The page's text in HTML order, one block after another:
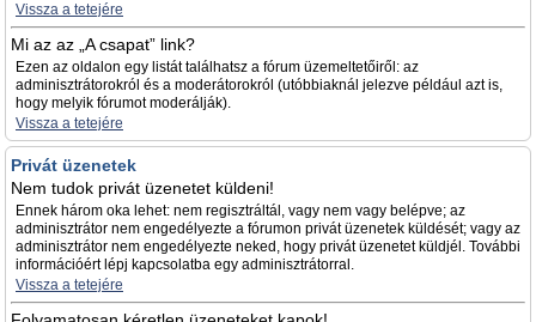
Vissza a tetejére
Mi az az „A csapat” link?
Ezen az oldalon egy listát találhatsz a fórum üzemeltetőiről: az
adminisztrátorokról és a moderátorokról (utóbbiaknál jelezve például azt is,
hogy melyik fórumot moderálják).
Vissza a tetejére
Privát üzenetek
Nem tudok privát üzenetet küldeni!
Ennek három oka lehet: nem regisztráltál, vagy nem vagy belépve; az
adminisztrátor nem engedélyezte a fórumon privát üzenetek küldését; vagy az
adminisztrátor nem engedélyezte neked, hogy privát üzenetet küldjél. További
információért lépj kapcsolatba egy adminisztrátorral.
Vissza a tetejére